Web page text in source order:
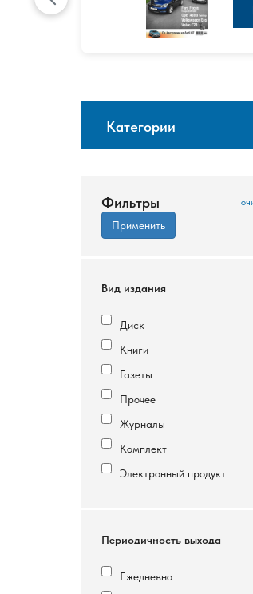
Категории
Фильтры
Вид издания
Диск
Книги
Газеты
Прочее
Журналы
Комплект
Электронный продукт
Периодичность выхода
Ежедневно